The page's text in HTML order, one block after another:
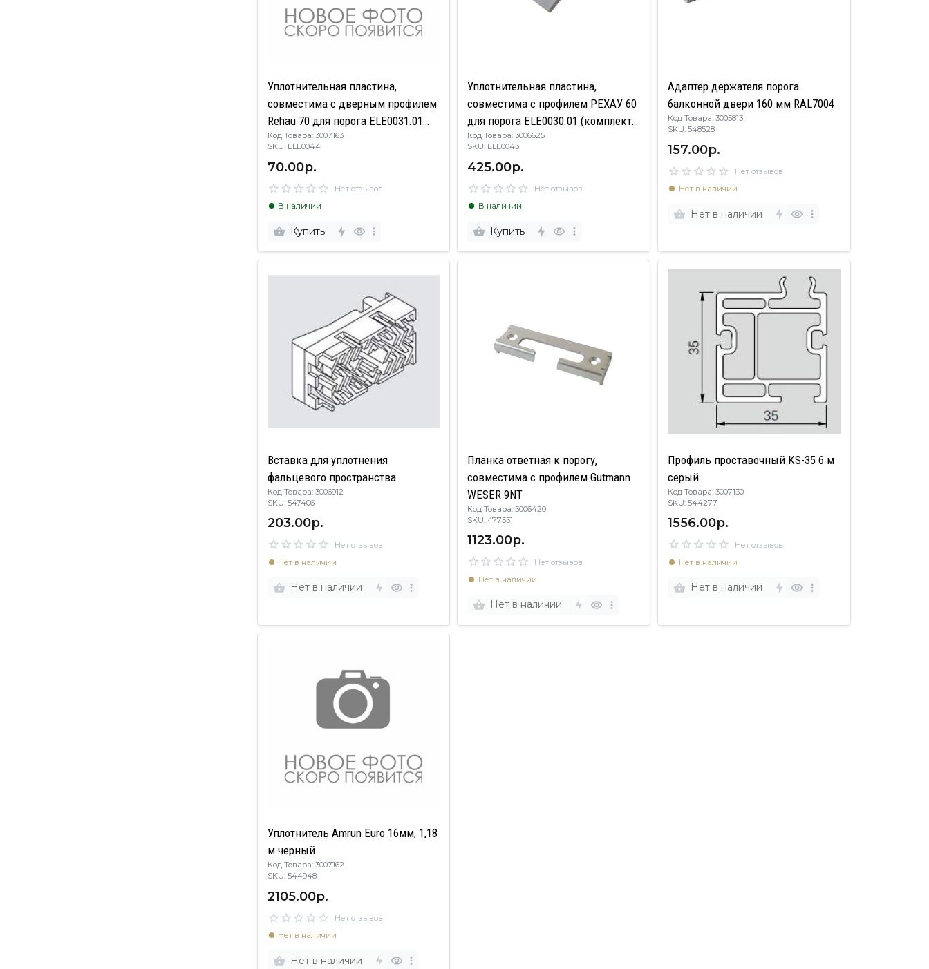
Уплотнительная пластина,
совместима с дверным профилем
Rehau 70 для порога ELE0031.01
(комплект левый+ правый)
Код Товара: 3007163
SKU: ELE0044
70.00р.
Нет отзывов
В наличии
Купить
Уплотнительная пластина,
совместима с профилем РЕХАУ 60
для порога ELE0030.01 (комплект
левый+ правый)
Код Товара: 3006625
SKU: ELE0043
425.00р.
Нет отзывов
В наличии
Купить
Адаптер держателя порога
балконной двери 160 мм RAL7004
Код Товара: 3005813
SKU: 548528
157.00р.
Нет отзывов
Нет в наличии
Нет в наличии
Вставка для уплотнения
фальцевого пространства
Код Товара: 3006912
SKU: 547406
203.00р.
Нет отзывов
Нет в наличии
Нет в наличии
Планка ответная к порогу,
совместима с профилем Gutmann
WESER 9NT
Код Товара: 3006420
SKU: 477531
1123.00р.
Нет отзывов
Нет в наличии
Нет в наличии
Профиль проставочный KS-35 6 м
серый
Код Товара: 3007130
SKU: 544277
1556.00р.
Нет отзывов
Нет в наличии
Нет в наличии
Уплотнитель Amrun Euro 16мм, 1,18
м черный
Код Товара: 3007162
SKU: 544948
2105.00р.
Нет отзывов
Нет в наличии
Нет в наличии